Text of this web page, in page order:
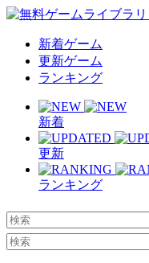
新着ゲーム
更新ゲーム
ランキング
新着
更新
ランキング